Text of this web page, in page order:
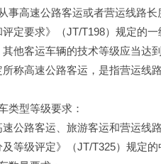
高速公路客运或者营运线路长
定要求》（JT/T198）规定的
他客运车辆的技术等级应当达到
高速公路客运，是指营运线路
型等级要求：
路客运、旅游客运和营运线路
等级评定》（JT/T325）规定的